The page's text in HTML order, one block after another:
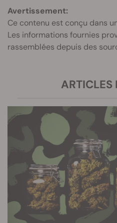
Avertissement:
Ce contenu est conçu dans
Les informations fournies
rassemblées depuis des
ARTICLES